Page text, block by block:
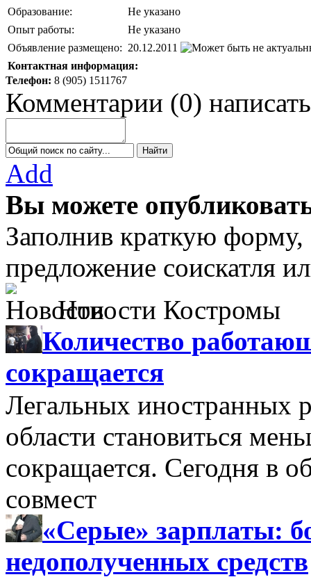
Образование:
Не указано
Опыт работы:
Не указано
Объявление размещено: 20.12.2011
Контактная информация:
Телефон: 8 (905) 1511767
Комментарии (0) написать
Add
Вы можете
Заполнив краткую
предложение соискатля
Новости Костромы
Количество
сокращается
Легальных иностранных
области становиться
сокращается. Сегодня в
совмест
«Серые» зарплаты:
недополученных средств